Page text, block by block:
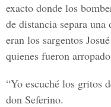
exacto donde los
de distancia separa
eran los sargentos
quienes fueron
“Yo escuché los gritos
don Seferino.